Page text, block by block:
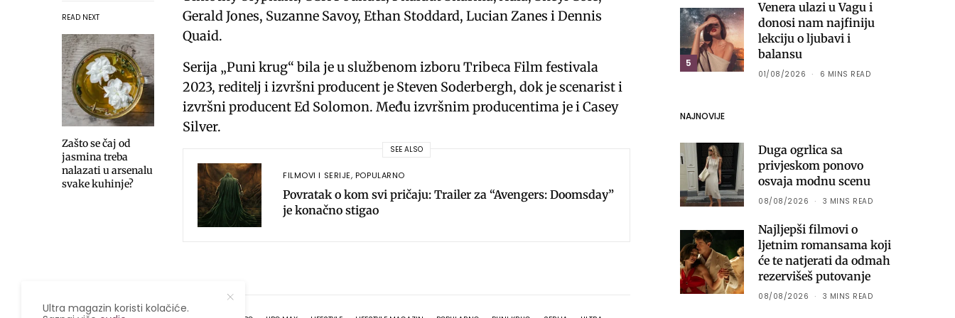
READ NEXT
Zašto se čaj od
jasmina treba
nalazati u arsenalu
svake kuhinje?
y
e
t
n
s
u
r
Gerald Jones, Suzanne Savoy, Ethan Stoddard, Lucian Zanes i Dennis
Quaid.
Serija „Puni krug“ bila je u službenom izboru Tribeca Film festivala
2023, reditelj i izvršni producent je Steven Soderbergh, dok je scenarist i
izvršni producent Ed Solomon. Među izvršnim producentima je i Casey
Silver.
SEE ALSO
FILMOVI I SERIJE, POPULARNO
Povratak o kom svi pričaju: Trailer za “Avengers: Doomsday”
je konačno stigao
5
Venera ulazi u Vagu i
donosi nam najfiniju
lekciju o ljubavi i
balansu
01/08/2026 6 MINS READ
NAJNOVIJE
Duga ogrlica sa
privjeskom ponovo
osvaja modnu scenu
08/08/2026 3 MINS READ
Najljepši filmovi o
ljetnim romansama koji
će te natjerati da odmah
rezervišeš putovanje
08/08/2026 3 MINS READ
Ultra magazin koristi kolačiće.